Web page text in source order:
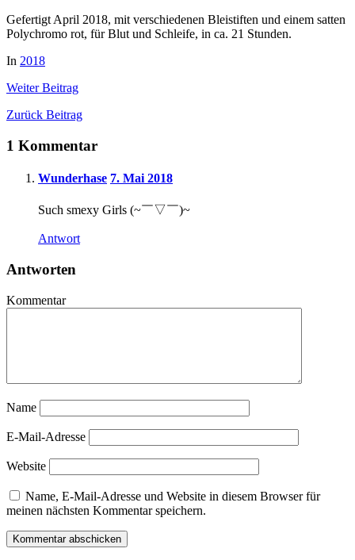
Gefertigt April 2018, mit verschiedenen Bleistiften und einem satten
Polychromo rot, für Blut und Schleife, in ca. 21 Stunden.
In 2018
WeiterBeitrag
Zurück Beitrag
1 Kommentar
Wunderhase 7. Mai 2018
Such smexy Girls (~￣▽￣)~
Antwort
Antworten
Kommentar
Name
E-Mail-Adresse
Website
Name, E-Mail-Adresse und Website in diesem Browser für
meinen nächsten Kommentar speichern.